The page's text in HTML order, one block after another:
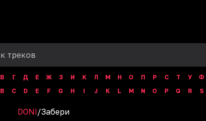
В Г Д Е Ж З И К Л М Н О П Р С Т У Ф
B C D E F G H I J K L M N O P Q R S
DONI/Забери